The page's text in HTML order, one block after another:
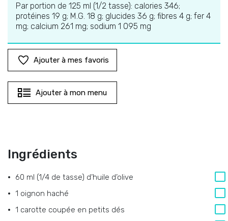
Par portion de 125 ml (1/2 tasse): calories 346;
protéines 19 g; M.G. 18 g; glucides 36 g; fibres 4 g; fer 4
mg; calcium 261 mg; sodium 1 095 mg
Ajouter à mes favoris
Ajouter à mon menu
Ingrédients
60 ml (1/4 de tasse) d’huile d’olive
1 oignon haché
1 carotte coupée en petits dés